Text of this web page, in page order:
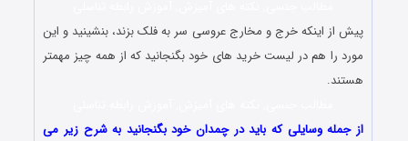
پیش از اینکه خرج و مخارج عروسی سر به فلک بزند، بنشینید و این
مورد را هم در لیست خرید های خود بگنجانید که از همه چیز مهمتر
هستند.
از جمله وسایلی که باید در چمدان خود بگنجانید به شرح زیر می